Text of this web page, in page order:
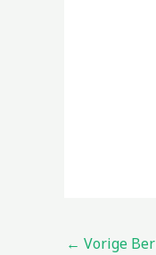
← Vorige